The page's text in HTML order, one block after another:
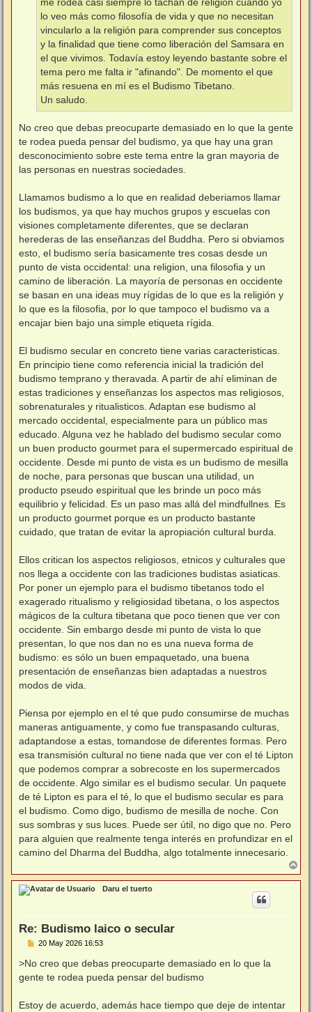
me rodea casi siempre lo tachan de religión cuando yo
lo veo más como filosofía de vida y que no necesitan
vincularlo a la religión para comprender sus conceptos
y la finalidad que tiene como liberación del Samsara en
el que vivimos. Todavía estoy leyendo bastante sobre el
tema pero me falta ir "afinando". De momento el que
más resuena en mí es el Budismo Tibetano.
Un saludo.
No creo que debas preocuparte demasiado en lo que la gente
te rodea pueda pensar del budismo, ya que hay una gran
desconocimiento sobre este tema entre la gran mayoria de
las personas en nuestras sociedades.
Llamamos budismo a lo que en realidad deberiamos llamar
los budismos, ya que hay muchos grupos y escuelas con
visiones completamente diferentes, que se declaran
herederas de las enseñanzas del Buddha. Pero si obviamos
esto, el budismo sería basicamente tres cosas desde un
punto de vista occidental: una religion, una filosofia y un
camino de liberación. La mayoría de personas en occidente
se basan en una ideas muy rígidas de lo que es la religión y
lo que es la filosofia, por lo que tampoco el budismo va a
encajar bien bajo una simple etiqueta rígida.
El budismo secular en concreto tiene varias caracteristicas.
En principio tiene como referencia inicial la tradición del
budismo temprano y theravada. A partir de ahí eliminan de
estas tradiciones y enseñanzas los aspectos mas religiosos,
sobrenaturales y ritualisticos. Adaptan ese budismo al
mercado occidental, especialmente para un público mas
educado. Alguna vez he hablado del budismo secular como
un buen producto gourmet para el supermercado espiritual de
occidente. Desde mi punto de vista es un budismo de mesilla
de noche, para personas que buscan una utilidad, un
producto pseudo espiritual que les brinde un poco más
equilibrio y felicidad. Es un paso mas allá del mindfullnes. Es
un producto gourmet porque es un producto bastante
cuidado, que tratan de evitar la apropiación cultural burda.
Ellos critican los aspectos religiosos, etnicos y culturales que
nos llega a occidente con las tradiciones budistas asiaticas.
Por poner un ejemplo para el budismo tibetanos todo el
exagerado ritualismo y religiosidad tibetana, o los aspectos
mágicos de la cultura tibetana que poco tienen que ver con
occidente. Sin embargo desde mi punto de vista lo que
presentan, lo que nos dan no es una nueva forma de
budismo: es sólo un buen empaquetado, una buena
presentación de enseñanzas bien adaptadas a nuestros
modos de vida.
Piensa por ejemplo en el té que pudo consumirse de muchas
maneras antiguamente, y como fue transpasando culturas,
adaptandose a estas, tomandose de diferentes formas. Pero
esa transmisión cultural no tiene nada que ver con el té Lipton
que podemos comprar a sobrecoste en los supermercados
de occidente. Algo similar es el budismo secular. Un paquete
de té Lipton es para el té, lo que el budismo secular es para
el budismo. Como digo, budismo de mesilla de noche. Con
sus sombras y sus luces. Puede ser útil, no digo que no. Pero
para alguien que realmente tenga interés en profundizar en el
camino del Dharma del Buddha, algo totalmente innecesario.
r
r
Daru el tuerto
Re: Budismo laico o secular
M
n
s
a
20 May 2026 16:53
>No creo que debas preocuparte demasiado en lo que la
gente te rodea pueda pensar del budismo
Estoy de acuerdo, además hace tiempo que deje de intentar